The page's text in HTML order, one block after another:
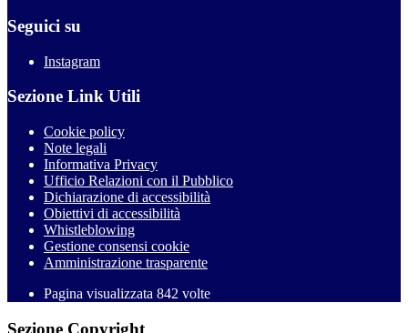
Seguici su
Instagram
Sezione Link Utili
Cookie policy
Note legali
Informativa Privacy
Ufficio Relazioni con il Pubblico
Dichiarazione di accessibilità
Obiettivi di accessibilità
Whistleblowing
Gestione consensi cookie
Amministrazione trasparente
Pagina visualizzata 842 volte
Sezione Copyright